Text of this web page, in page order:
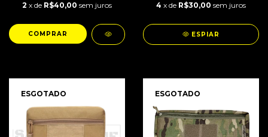
2 x de R$40,00 sem juros
4 x de R$30,00 sem juros
ESPIAR
ESGOTADO ESGOTADO